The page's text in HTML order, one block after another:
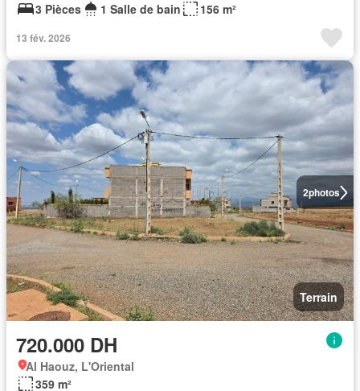
3 Pièces
1 Salle de bain 156 m²
13 fév. 2026
2photos
Terrain
720.000 DH
Al Haouz, L'Oriental
359 m²